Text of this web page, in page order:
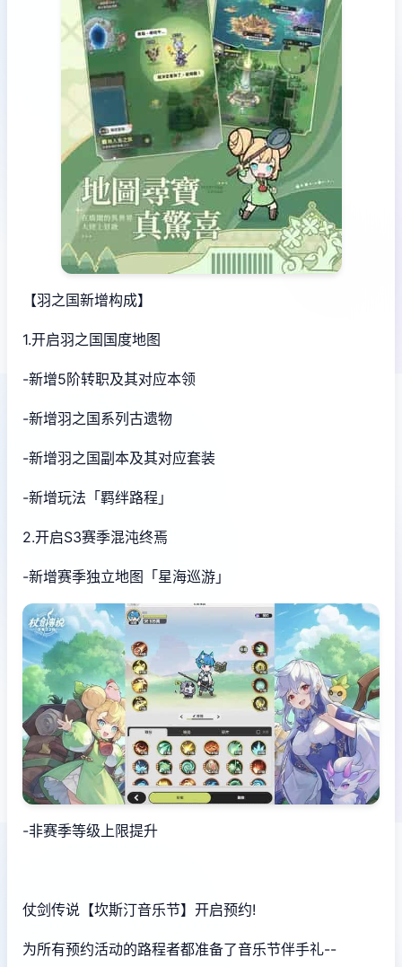
【羽之国新增构成】
1.开启羽之国国度地图
-新增5阶转职及其对应本领
-新增羽之国系列古遗物
-新增羽之国副本及其对应套装
-新增玩法「羁绊路程」
2.开启S3赛季混沌终焉
-新增赛季独立地图「星海巡游」
-非赛季等级上限提升
仗剑传说【坎斯汀音乐节】开启预约!
为所有预约活动的路程者都准备了音乐节伴手礼--